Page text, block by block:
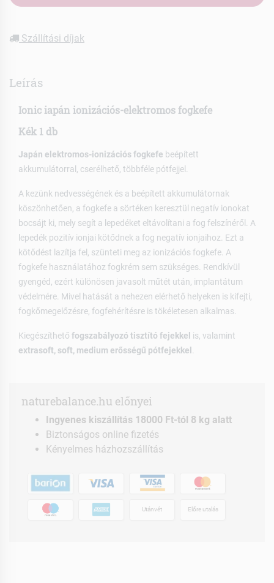
Szállítási díjak
Leírás
Ionic iapán ionizációs-elektromos fogkefe
Kék 1 db
Japán elektromos-ionizációs fogkefe beépített
akkumulátorral, cserélhető, többféle pótfejjel.
A kezünk nedvességének és a beépített akkumulátornak
köszönhetően, a fogkefe a sörtéken keresztül negatív ionokat
bocsájt ki, mely segít a lepedéket eltávolítani a fog felszínéről. A
lepedék pozitív ionjai kötődnek a fog negatív ionjaihoz. Ezt a
kötődést lazítja fel, szünteti meg az ionizációs fogkefe. A
fogkefe használatához fogkrém sem szükséges. Rendkívül
gyengéd, ezért különösen javasolt műtét után, implantátum
védelmére. Mivel hatását a nehezen elérhető helyeken is kifejti,
fogkőmegelőzésre, fogfehérítésre is tökéletesen alkalmas.
Kiegészíthető fogszabályozó tisztító fejekkel is, valamint
extrasoft, soft, medium erősségű pótfejekkel
naturebalance.hu előnyei
Ingyenes kiszállítás 18000 Ft-tól 8 kg alatt
Biztonságos online fizetés
Kényelmes házhozszállítás
Utánvét Előre utalás